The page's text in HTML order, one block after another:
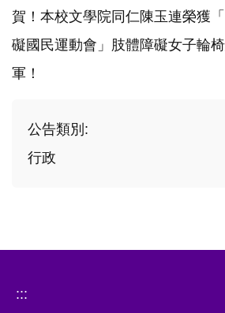
賀！本校文學院同仁陳玉連榮獲
礙國民運動會」肢體障礙女子輪
軍！
公告類別:
行政
:::